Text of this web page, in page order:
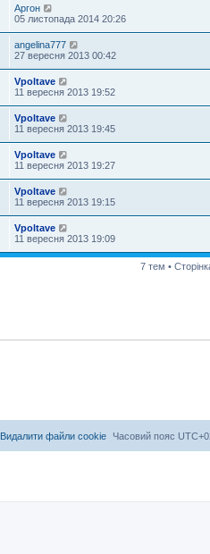
Аргон
05 листопада 2014 20:26
angelina777
27 вересня 2013 00:42
Vpoltave
11 вересня 2013 19:52
Vpoltave
11 вересня 2013 19:45
Vpoltave
11 вересня 2013 19:27
Vpoltave
11 вересня 2013 19:15
Vpoltave
11 вересня 2013 19:09
7 тем •
Часовий пояс
Видалити файли cookie